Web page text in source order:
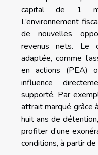
capital de 1
L’environnement
de nouvelles
revenus nets. Le
adaptée, comme
en actions (PEA)
influence
supporté. Par
attrait marqué grâce
huit ans de
profiter d’une
conditions, à partir de